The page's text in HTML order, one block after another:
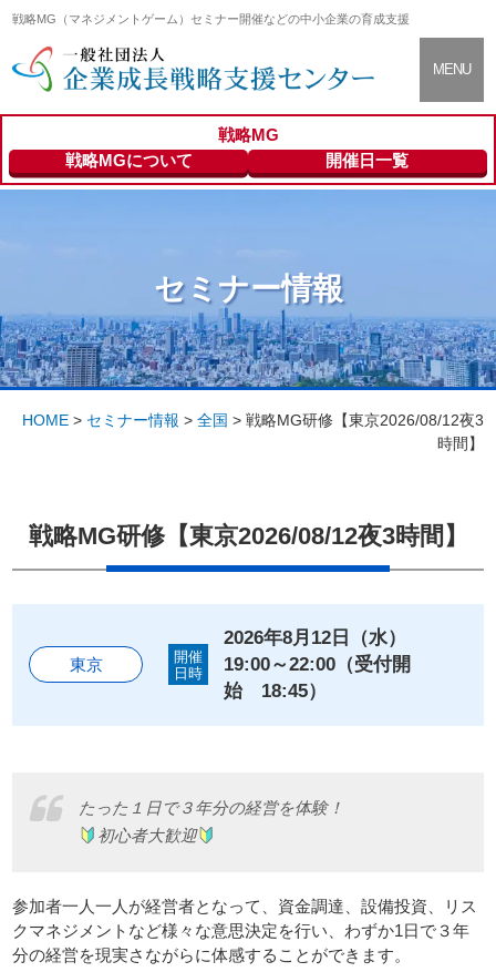
CLOSE
支援センター
について
About
登録専門家の
ご紹介
Expert
会員申し込み
Members
ホーム
子どもCEO研修について
プライバシーポリシー
戦略MG（マネジメントゲーム）セミナー開催などの中小企業の育成支援
MENU
戦略MG
戦略MGについて 開催日一覧
セミナー情報
HOME> セミナー情報 > 全国 > 戦略MG研修【東京2026/08/12夜3
時間】
戦略MG研修【東京2026/08/12夜3時間】
東京
開催
日時
2026年8月12日（水）
19:00～22:00（受付開
始 18:45）
たった１日で３年分の経営を体験！
初心者大歓迎
参加者一人一人が経営者となって、資金調達、設備投資、リス
クマネジメントなど様々な意思決定を行い、わずか1日で３年
分の経営を現実さながらに体感することができます。